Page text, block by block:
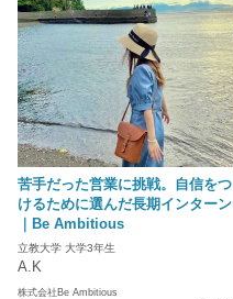
苦手だった営業に挑戦。自信をつ
けるために選んだ長期インターン
｜Be Ambitious
立教大学 大学3年生
A.K
株式会社Be Ambitious